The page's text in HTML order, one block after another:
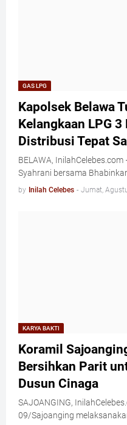
GAS LPG
Kapolsek Belawa
Kelangkaan LPG
Distribusi Tepat
BELAWA,
Syahrani bersama
by Inilah Celebes - Jumat,
KARYA BAKTI
Koramil
Bersihkan Parit
Dusun Cinaga
SAJOANGING,
09/Sajoanging